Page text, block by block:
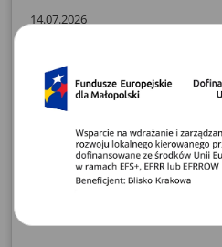
14.07.2026
(czwartek), z uwagi na
spotkania informacyjno –
siedzibą biura LGD, biuro
ul. Szkolnej 4 będzie
pilnych zapraszamy do
pod nr: 537 022 729. Za